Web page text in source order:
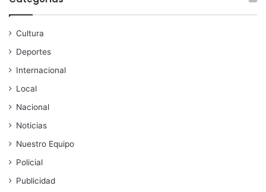
Cultura
Deportes
Internacional
Local
Nacional
Noticias
Nuestro Equipo
Policial
Publicidad